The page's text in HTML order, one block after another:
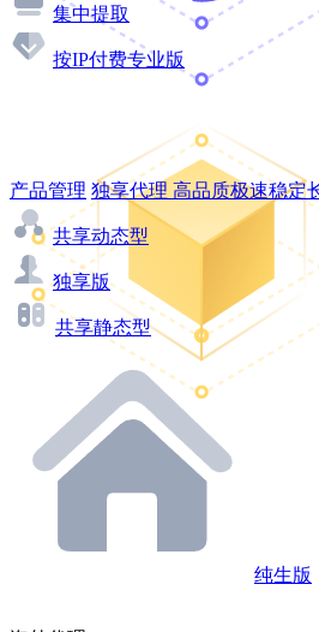
集中提取
按IP付费专业版
产品管理 独享代理 高品质极速稳定
共享动态型
独享版
共享静态型
纯生版